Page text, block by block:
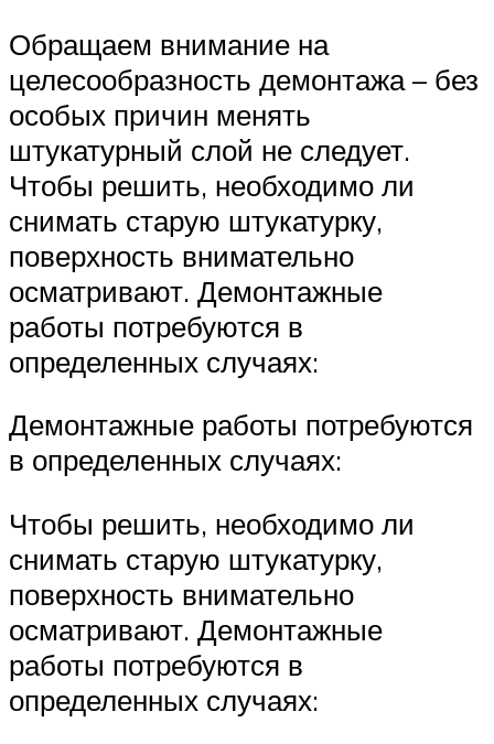
Обращаем внимание на
целесообразность демонтажа – без
особых причин менять
штукатурный слой не следует.
Чтобы решить, необходимо ли
снимать старую штукатурку,
поверхность внимательно
осматривают. Демонтажные
работы потребуются в
определенных случаях:
Демонтажные работы потребуются
в определенных случаях:
Чтобы решить, необходимо ли
снимать старую штукатурку,
поверхность внимательно
осматривают. Демонтажные
работы потребуются в
определенных случаях: